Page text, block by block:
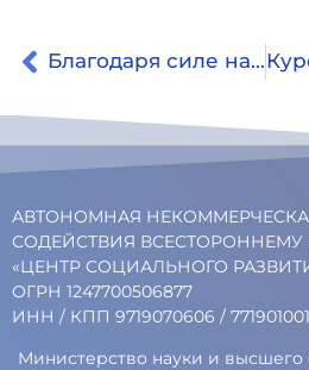
Благодаря силе намерения можно встретиться с жизнью.
АВТОНОМНАЯ
СОДЕЙСТВИЯ
«ЦЕНТР СОЦИАЛЬНОГО
ОГРН 1247700506877
ИНН / КПП 9719070606 / 771901001
Министерство науки и высшего